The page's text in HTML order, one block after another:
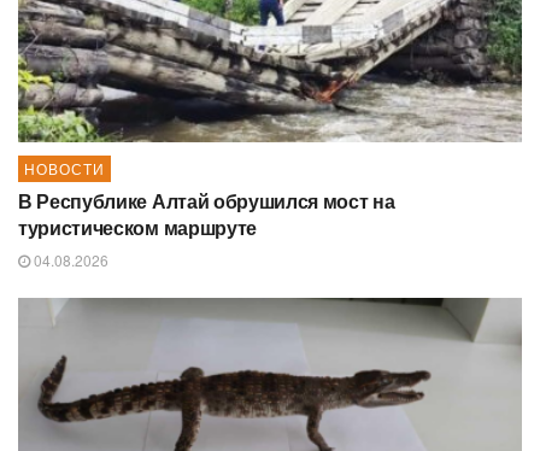
НОВОСТИ
В Республике Алтай обрушился мост на
туристическом маршруте
04.08.2026